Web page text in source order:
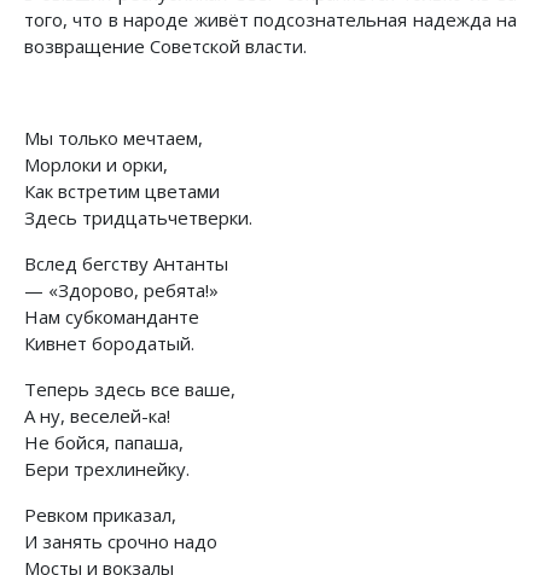
того, что в народе живёт подсознательная надежда на
возвращение Советской власти.
Мы только мечтаем,
Морлоки и орки,
Как встретим цветами
Здесь тридцатьчетверки.
Вслед бегству Антанты
— «Здорово, ребята!»
Нам субкоманданте
Кивнет бородатый.
Теперь здесь все ваше,
А ну, веселей-ка!
Не бойся, папаша,
Бери трехлинейку.
Ревком приказал,
И занять срочно надо
Мосты и вокзалы